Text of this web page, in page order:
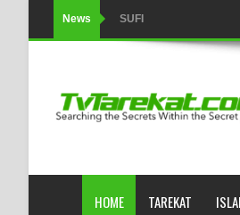
News SUFI
Tertipu: Sehat dan
HIKMAH AL-HIKAM
AHLI SUFFAH:
WAHDATUL WUJUD
HOME TAREKAT